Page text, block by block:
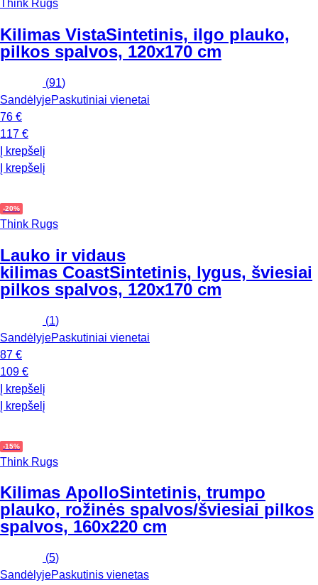
Think Rugs
Kilimas VistaSintetinis, ilgo plauko,
pilkos spalvos, 120x170 cm
(91)
SandėlyjePaskutiniai vienetai
76 €
117 €
Į krepšelį
Į krepšelį
-20%
Think Rugs
Lauko ir vidaus
kilimas CoastSintetinis, lygus, šviesiai
pilkos spalvos, 120x170 cm
(1)
SandėlyjePaskutiniai vienetai
87 €
109 €
Į krepšelį
Į krepšelį
-15%
Think Rugs
Kilimas ApolloSintetinis, trumpo
plauko, rožinės spalvos/šviesiai pilkos
spalvos, 160x220 cm
(5)
SandėlyjePaskutinis vienetas